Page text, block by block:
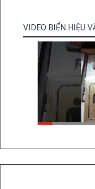
VIDEO BIỂN HIỆU